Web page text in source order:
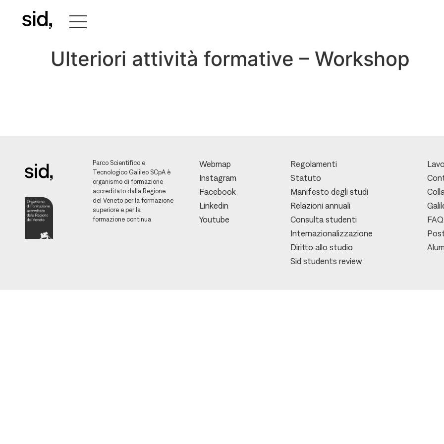
Ulteriori attività formative – Workshop
Parco Scientifico e
Tecnologico Galileo SCpA è
organismo di formazione
accreditato dalla Regione
del Veneto per la formazione
superiore e per la
formazione continua
Webmap
Instagram
Facebook
Linkedin
Youtube
Regolamenti
Statuto
Manifesto degli studi
Relazioni annuali
Consulta studenti
Internazionalizzazione
Diritto allo studio
Sid students review
FAQ